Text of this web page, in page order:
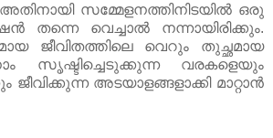
സമ്മേളനത്തിനിടയിൽ ഒരു
തന്നെ വെച്ചാൽ നന്നായിരിക്കും.
ജീവിതത്തിലെ വെറും തുച്ഛമായ
സൃഷ്ടിച്ചെടുക്കുന്ന വരകളെയും
അടയാളങ്ങളാക്കി മാറ്റാന്‍